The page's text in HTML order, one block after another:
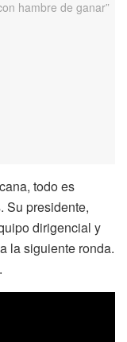
todo es
Su presidente,
dirigencial y
la siguiente ronda.